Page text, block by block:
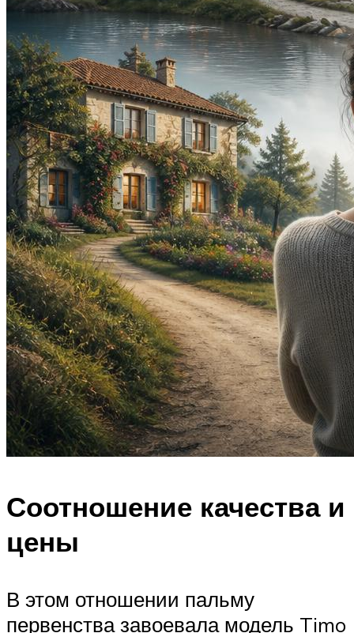
Соотношение качества и
цены
В этом отношении пальму
первенства завоевала модель Timo